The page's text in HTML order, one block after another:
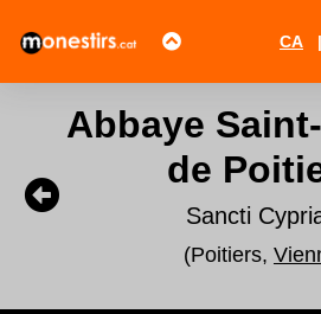
CA |
Abbaye
de
Sancti
(Poitiers,